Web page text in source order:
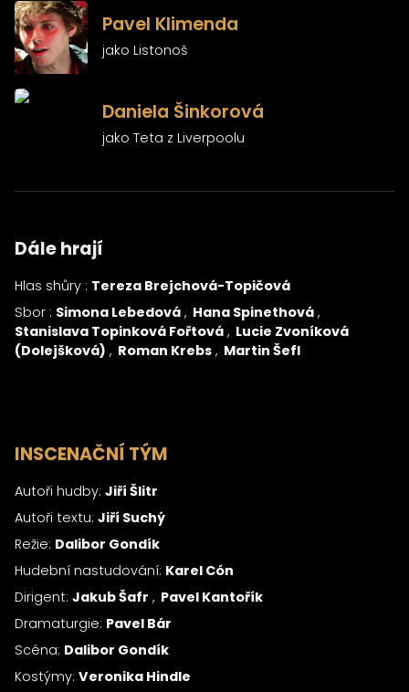
) Pavel Klimenda
jako Listonoš
) Daniela Šinkorová
jako Teta z Liverpoolu
Dále hrají
Hlas shůry : Tereza Brejchová-Topičová
Sbor : Simona Lebedová
Hana Spinethová
Stanislava Topinková Fořtová
Lucie Zvoníková
(Dolejšková)
Roman Krebs Martin Šefl
INSCENAČNÍ TÝM
Autoři hudby: Jiří Šlitr
Autoři textu: Jiří Suchý
Režie: Dalibor Gondík
Hudební nastudování: Karel Cón
Dirigent: Jakub Šafr
Pavel Kantořík
Dramaturgie: Pavel Bár
Scéna: Dalibor Gondík
Kostýmy: Veronika Hindle